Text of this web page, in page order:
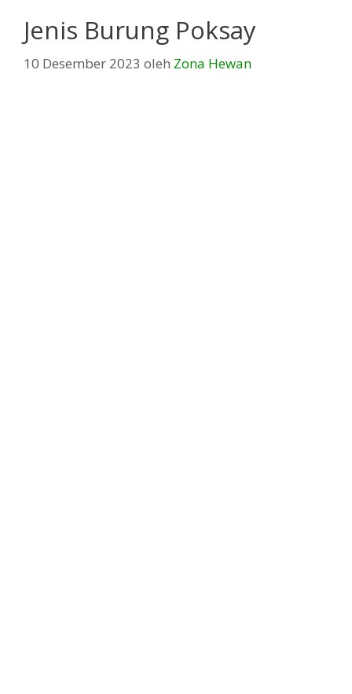
Jenis Burung Poksay
10 Desember 2023 oleh Zona Hewan